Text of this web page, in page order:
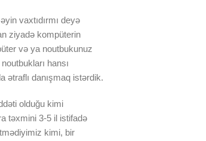
vaxtıdırmı deyə
ziyadə kompüterin
və ya noutbukunuz
hansı
ətraflı danışmaq istərdik.
olduğu kimi
təxmini 3-5 il istifadə
kimi, bir